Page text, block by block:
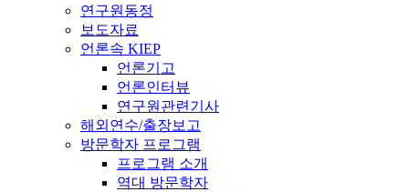
연구원동정
보도자료
언론속 KIEP
언론기고
언론인터뷰
연구원관련기사
해외연수/출장보고
방문학자 프로그램
프로그램 소개
역대 방문학자